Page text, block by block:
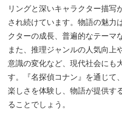
リングと深いキャラクター描写
され続けています。物語の魅力
クターの成長、普遍的なテーマ
また、推理ジャンルの人気向上
意識の変化など、現代社会にも
す。『名探偵コナン』を通じて
楽しさを体験し、物語が提供す
ることでしょう。